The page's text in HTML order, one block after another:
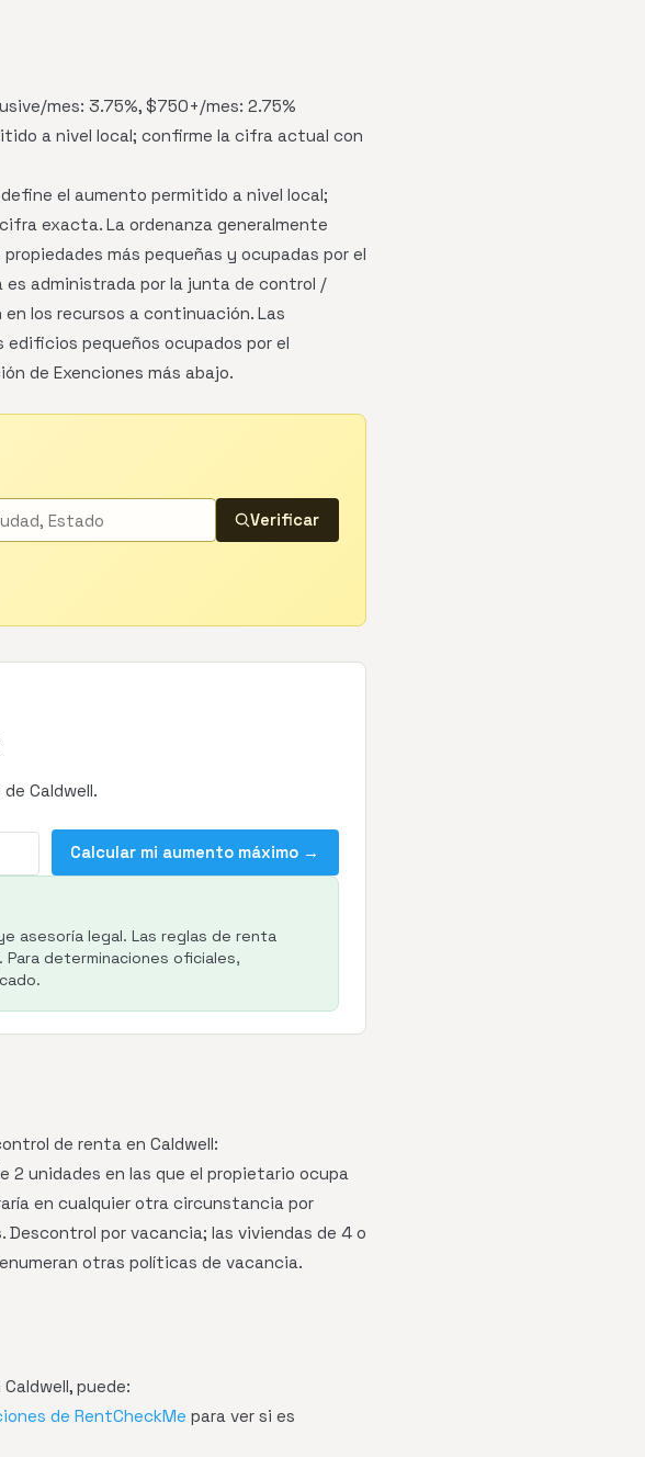
mes: 3.75%, $750+/mes: 2.75%
a nivel local; confirme la cifra actual con
el aumento permitido a nivel local;
exacta. La ordenanza generalmente
propiedades más pequeñas y ocupadas por el
administrada por la junta de control /
los recursos a continuación. Las
pequeños ocupados por el
de Exenciones más abajo.
Verificar
Caldwell.
Calcular mi aumento máximo →
asesoría legal. Las reglas de renta
determinaciones oficiales,
de renta en Caldwell:
2 unidades en las que el propietario ocupa
en cualquier otra circunstancia por
por vacancia; las viviendas de 4 o
otras políticas de vacancia.
puede:
de RentCheckMe para ver si es